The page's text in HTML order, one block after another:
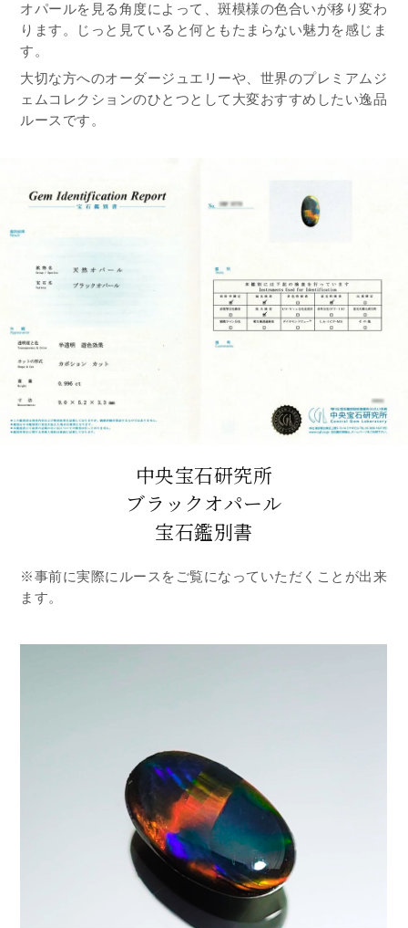
オパールを見る角度によって、斑模様の色合いが移り変わ
ります。じっと見ていると何ともたまらない魅力を感じま
す。
大切な方へのオーダージュエリーや、世界のプレミアムジ
ェムコレクションのひとつとして大変おすすめしたい逸品
ルースです。
中央宝石研究所
ブラックオパール
宝石鑑別書
※事前に実際にルースをご覧になっていただくことが出来
ます。